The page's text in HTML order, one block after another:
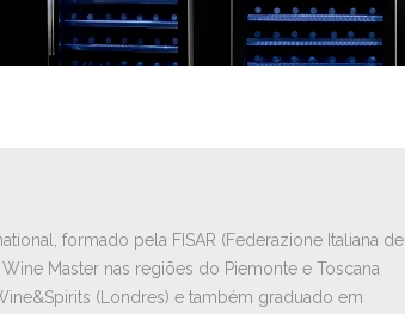
formado pela FISAR (Federazione Italiana de
Master nas regiões do Piemonte e Toscana
(Londres) e também graduado em